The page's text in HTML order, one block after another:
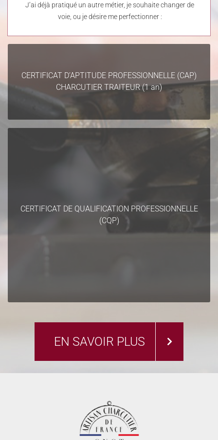
J’ai déjà pratiqué un autre métier, je souhaite changer de
voie, ou je désire me perfectionner :
CERTIFICAT D’APTITUDE PROFESSIONNELLE (CAP)
CHARCUTIER TRAITEUR (1 an)
CHARCUTIER TRAITEUR (1 an)
Apprendre les bases du métier de Charcutier-Traiteur.
CERTIFICAT DE QUALIFICATION PROFESSIONNELLE
(CQP)
professionnelle. Cette formation donne accès à un certificat
EN SAVOIR PLUS